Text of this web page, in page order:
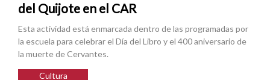
del Quijote en el CAR
Esta actividad está enmarcada dentro de las programadas por
la escuela para celebrar el Día del Libro y el 400 aniversario de
la muerte de Cervantes.
Cultura